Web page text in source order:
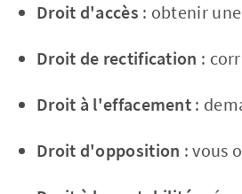
Droit d'accès : obtenir
Droit de rectification :
Droit à l'effacement :
Droit d'opposition : vous